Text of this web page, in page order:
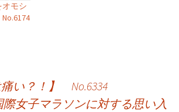
オモシ
痛い？！】 No.6334
際女子マラソンに対する思い入